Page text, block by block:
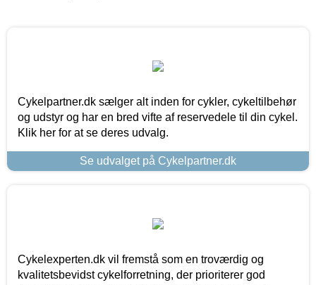
Cykelpartner.dk sælger alt inden for cykler, cykeltilbehør
og udstyr og har en bred vifte af reservedele til din cykel.
Klik her for at se deres udvalg.
Se udvalget på Cykelpartner.dk
Cykelexperten.dk vil fremstå som en troværdig og
kvalitetsbevidst cykelforretning, der prioriterer god